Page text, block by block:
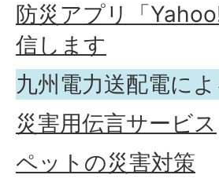
防災アプリ「
信します
九州電力送配電に
災害用伝言サービス
ペットの災害対策